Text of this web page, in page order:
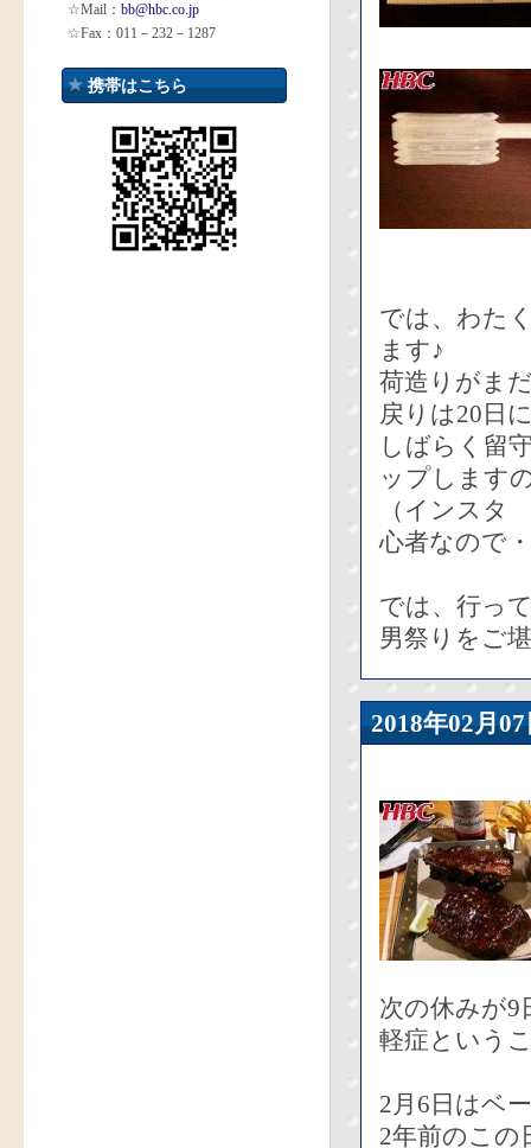
☆Mail： bb@hbc.co.jp
☆Fax：011－232－1287
携帯はこちら
では、わた
ます♪
荷造りがま
戻りは20日
しばらく留
ップします
（インスタ
心者なので
では、行っ
男祭りをご
2018年02
次の休みが9
軽症という
2月6日はベ
2年前のこの